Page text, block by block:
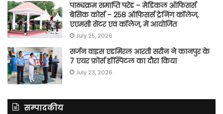
पाठ्यक्रम समाप्ति परेड – मेडिकल ऑफिसर्स
बेसिक कोर्स – 258 ऑफिसर्स ट्रेनिंग कॉलेज,
एएमसी सेंटर एवं कॉलेज, में आयोजित
July 25, 2026
सर्जन वाइस एडमिरल आरती सरीन ने कानपुर के
7 एयर फ़ोर्स हॉस्पिटल का दौरा किया
July 23, 2026
सम्पादकीय